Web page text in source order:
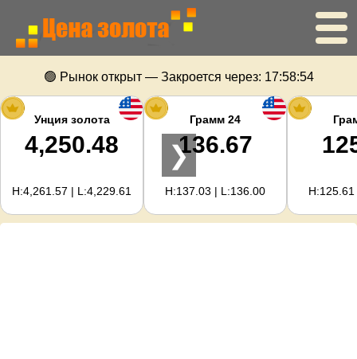
Главная
Цена золота
Цена серебра
Калькулятор золота
🟢 Рынок открыт — Закроется через: 17:58:53
Унция золота
4,250.48
H:4,261.57 | L:4,229.61
Грамм 24
136.67
H:137.03 | L:136.00
❯